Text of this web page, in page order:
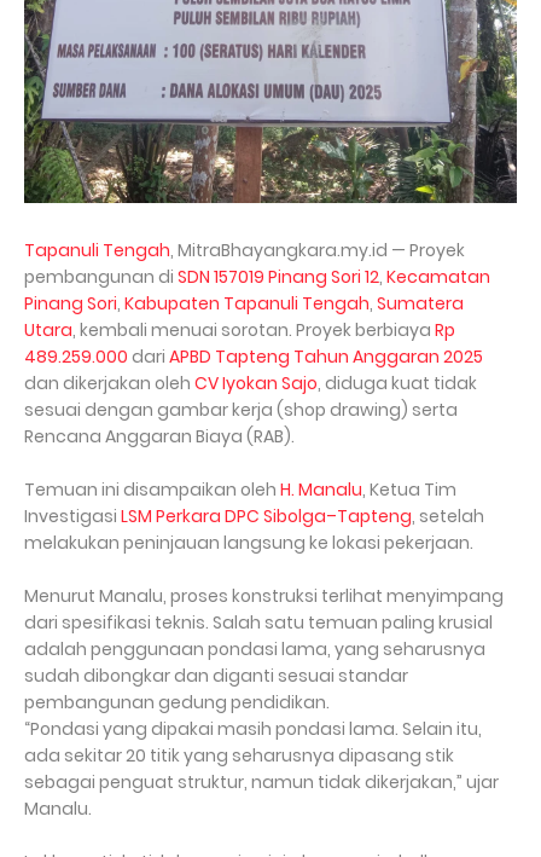
Tapanuli Tengah, MitraBhayangkara.my.id — Proyek
pembangunan di SDN 157019 Pinang Sori 12, Kecamatan
Pinang Sori, Kabupaten Tapanuli Tengah, Sumatera
Utara, kembali menuai sorotan. Proyek berbiaya Rp
489.259.000 dari APBD Tapteng Tahun Anggaran 2025
dan dikerjakan oleh CV Iyokan Sajo, diduga kuat tidak
sesuai dengan gambar kerja (shop drawing) serta
Rencana Anggaran Biaya (RAB).
Temuan ini disampaikan oleh H. Manalu, Ketua Tim
Investigasi LSM Perkara DPC Sibolga–Tapteng, setelah
melakukan peninjauan langsung ke lokasi pekerjaan.
Menurut Manalu, proses konstruksi terlihat menyimpang
dari spesifikasi teknis. Salah satu temuan paling krusial
adalah penggunaan pondasi lama, yang seharusnya
sudah dibongkar dan diganti sesuai standar
pembangunan gedung pendidikan.
“Pondasi yang dipakai masih pondasi lama. Selain itu,
ada sekitar 20 titik yang seharusnya dipasang stik
sebagai penguat struktur, namun tidak dikerjakan,” ujar
Manalu.